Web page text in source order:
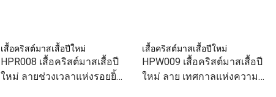
เสื้อคริสต์มาสเสื้อปีใหม่
HPR008 เสื้อคริสต์มาสเสื้อปี
ใหม่ ลายช่วงเวลาแห่งรอยยิ้ม
เสื้อคริสต์มาสเสื้อปีใหม่
HPW009 เสื้อคริสต์มาสเสื้อปี
ใหม่ ลาย เทศกาลแห่งความ